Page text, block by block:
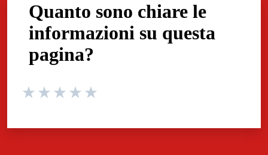
Quanto sono chiare le
informazioni su questa
pagina?
Valuta da 1 a 5 stelle la pagina